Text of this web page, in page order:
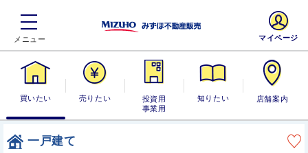
買いたい 売りたい
投資用・事業
用
知りたい 店舗案内
マイページ
一戸建て